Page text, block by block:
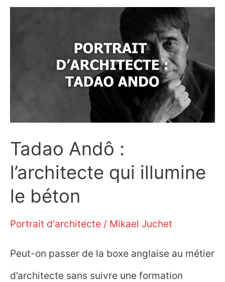
télécharger
gratuites
Tadao Andô :
l’architecte qui illumine
le béton
Portrait d'architecte / Mikael Juchet
Peut-on passer de la boxe anglaise au métier
d’architecte sans suivre une formation